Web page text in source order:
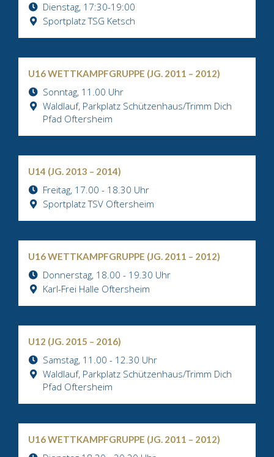
Dienstag, 17:30-19:00
Sportplatz TSG Ketsch
U16 WETTKAMPFGRUPPE (JG. 2011 – 2012)
Sonntag, 11.00 Uhr
Waldlauf, Parkplatz Schützenhaus/Trimm Dich
Pfad Oftersheim
U14 (JG. 2013 – 2014)
Freitag, 17.00 - 18.30 Uhr
Sportplatz TSV Oftersheim
U16 WETTKAMPFGRUPPE (JG. 2011 – 2012)
Donnerstag, 18.00 - 19.30 Uhr
Karl-Frei Halle Oftersheim
U12 (JG. 2015 – 2016)
Samstag, 11.00 - 12.30 Uhr
Waldlauf, Parkplatz Schützenhaus/Trimm Dich
Pfad Oftersheim
U16 WETTKAMPFGRUPPE (JG. 2011 – 2012)